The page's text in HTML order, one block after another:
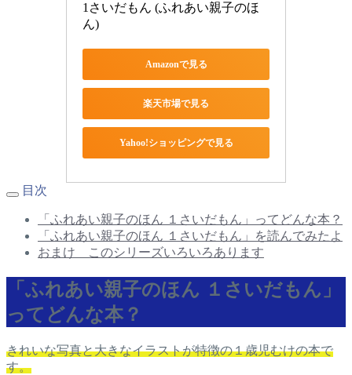
1さいだもん (ふれあい親子のほ
ん)
Amazonで見る
楽天市場で見る
Yahoo!ショッピングで見る
目次
「ふれあい親子のほん １さいだもん」ってどんな本？
「ふれあい親子のほん １さいだもん」を読んでみたよ
おまけ このシリーズいろいろあります
「ふれあい親子のほん １さいだもん」
ってどんな本？
きれいな写真と大きなイラストが特徴の１歳児むけの本で
す。